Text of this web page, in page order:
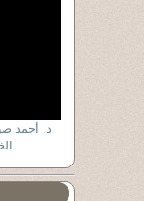
د. أحمد